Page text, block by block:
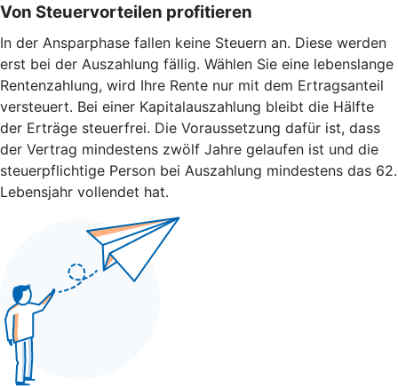
Von Steuervorteilen profitieren
In der Ansparphase fallen keine Steuern an. Diese werden
erst bei der Auszahlung fällig. Wählen Sie eine lebenslange
Rentenzahlung, wird Ihre Rente nur mit dem Ertragsanteil
versteuert. Bei einer Kapitalauszahlung bleibt die Hälfte
der Erträge steuerfrei. Die Voraussetzung dafür ist, dass
der Vertrag mindestens zwölf Jahre gelaufen ist und die
steuerpflichtige Person bei Auszahlung mindestens das 62.
Lebensjahr vollendet hat.